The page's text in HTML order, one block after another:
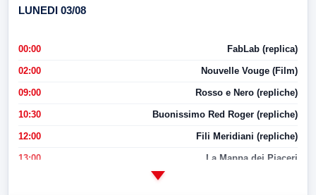
LUNEDI 03/08
00:00 FabLab (replica)
02:00 Nouvelle Vouge (Film)
09:00 Rosso e Nero (repliche)
10:30 Buonissimo Red Roger (repliche)
12:00 Fili Meridiani (repliche)
13:00 La Mappa dei Piaceri